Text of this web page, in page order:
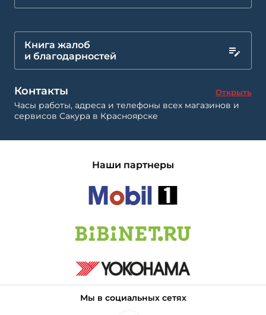
Книга жалоб
и благодарностей
Контакты Открыть
Часы работы, адреса и телефоны всех магазинов и
сервисов Сакура в Красноярске
Наши партнеры
Мы в социальных сетях